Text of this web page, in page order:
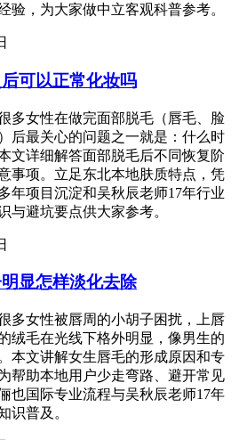
验，为大家做中立客观科普参考。
可以正常化妆吗
多女性在做完面部脱毛（唇毛、脸
后最关心的问题之一就是：什么时
文详细解答面部脱毛后不同恢复阶
事项。立足东北本地肤质特点，凭
年项目沉淀和吴秋辰老师17年行业
与避坑要点供大家参考。
显怎样淡化去除
多女性被唇周的小胡子困扰，上唇
绒毛在光线下格外明显，像男生的
本文讲解女生唇毛的形成原因和专
帮助本地用户少走弯路、避开常见
也国际专业流程与吴秋辰老师17年
识普及。